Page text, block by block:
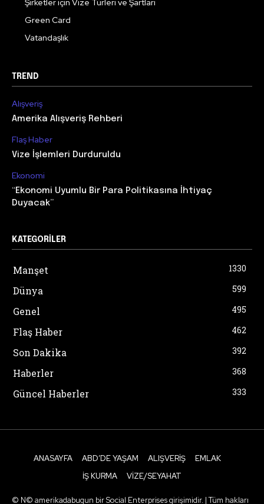
Şirketler için Vize Türleri ve Şartları
Green Card
Vatandaşlık
TREND
Alışveriş
Amerika Alışveriş Rehberi
Flaş Haber
Vize İşlemleri Durduruldu
Ekonomi
“Ekonomi Uyumlu Bir Para Politikasına İhtiyaç
Duyacak”
KATEGORILER
Manşet 1330
Dünya 599
Genel 495
Flaş Haber 462
Son Dakika 392
Haberler 368
Güncel Haberler 333
ANASAYFA ABD’DE YAŞAM ALIŞVERIŞ
EMLAK
İŞ KURMA
VIZE/SEYAHAT
© N© amerikadabugun bir Social Enterprises girişimidir. | Tüm hakları